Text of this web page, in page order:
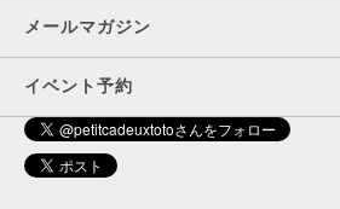
メールマガジン
イベント予約